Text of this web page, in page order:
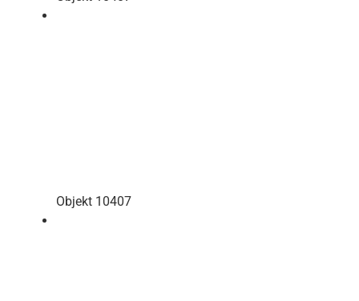
Objekt 10407